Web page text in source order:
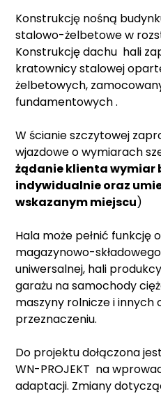
Konstrukcję nośną
stalowo-żelbetowe w
Konstrukcję dachu hali
kratownicy stalowej
żelbetowych,
fundamentowych .
W ścianie szczytowej
wjazdowe o wymiarach
żądanie klienta wymiar
indywidualnie oraz
wskazanym miejscu)
Hala może pełnić funkcję
magazynowo-
uniwersalnej, hali
garażu na samochody
maszyny rolnicze i innych
przeznaczeniu.
Do projektu dołączona
WN-PROJEKT na
adaptacji. Zmiany